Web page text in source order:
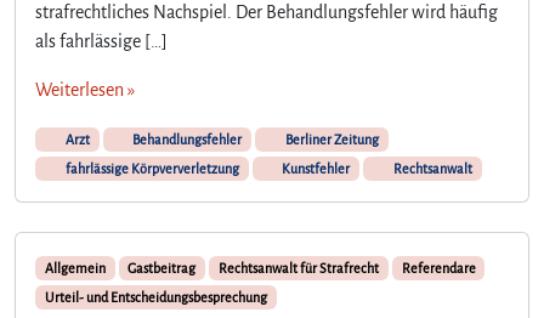
K
ö
r
p
e
r
v
e
strafrechtliches Nachspiel. Der Behandlungsfehler wird häufig
als fahrlässige […]
Weiterlesen »
Arzt Behandlungsfehler
Berliner Zeitung
fahrlässige Körpververletzung
Kunstfehler Rechtsanwalt
Allgemein Gastbeitrag Rechtsanwalt für Strafrecht
Referendare
Urteil- und Entscheidungsbesprechung